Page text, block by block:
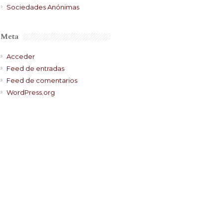
Sociedades Anónimas
Meta
Acceder
Feed de entradas
Feed de comentarios
WordPress.org